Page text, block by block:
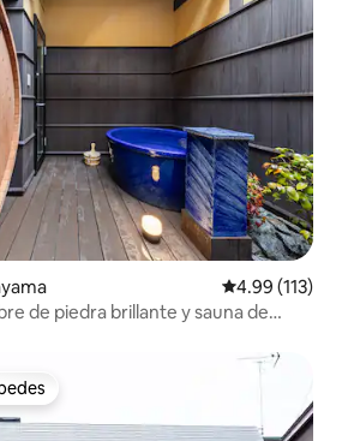
Calificación
4.99 (113)
de piedra brillante y sauna de
sitio